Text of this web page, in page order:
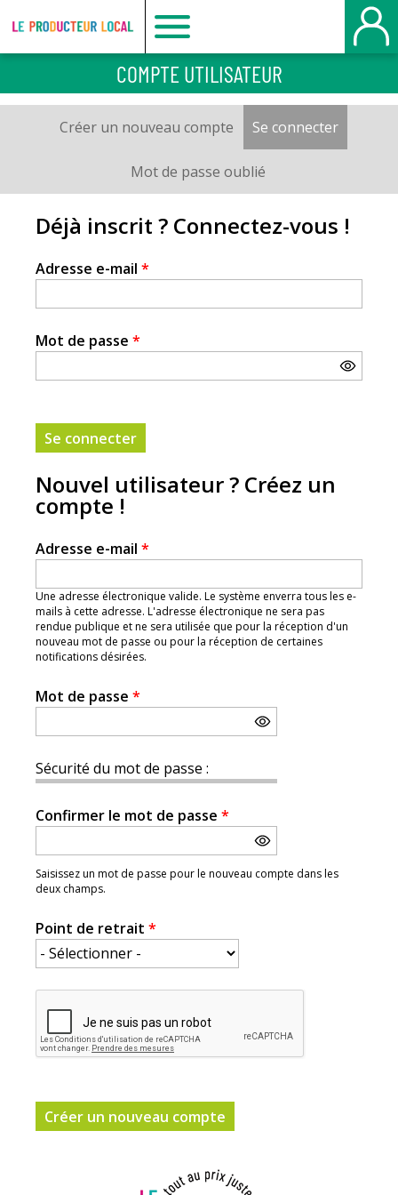
Le
producteur
local
Bois
COMPTE UTILISATEUR
OngletsCréer un nouveau compte Se connecter(onglet
Mot de passe oublié
Déjà inscrit ? Connectez-vous !
Adresse e-mail *
Mot de passe *
Nouvel utilisateur ? Créez un
compte !
Adresse e-mail *
Une adresse électronique valide. Le système enverra tous les e-
mails à cette adresse. L'adresse électronique ne sera pas
rendue publique et ne sera utilisée que pour la réception d'un
nouveau mot de passe ou pour la réception de certaines
notifications désirées.
Mot de passe *
Sécurité du mot de passe :
Confirmer le mot de passe *
Saisissez un mot de passe pour le nouveau compte dans les
deux champs.
Point de retrait *